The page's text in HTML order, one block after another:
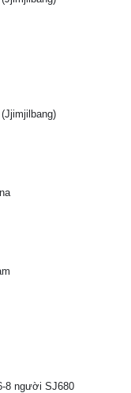
8 người SJ680